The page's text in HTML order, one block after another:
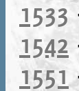
1533
1542
1551